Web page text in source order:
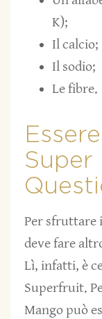
K);
Il calcio;
Il sodio;
Le fibre.
Super
Per sfruttare
deve fare
Lì, infatti, è
Superfruit.
Mango può